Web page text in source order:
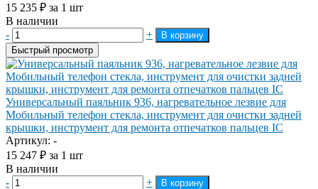
15 235 ₽ за 1 шт
В наличии
-
+
В корзину
Быстрый просмотр
Универсальный паяльник 936, нагревательное лезвие для
Мобильный телефон стекла, инструмент для очистки задней
крышки, инструмент для ремонта отпечатков пальцев IC
Артикул: -
15 247 ₽ за 1 шт
В наличии
-
+ В корзину